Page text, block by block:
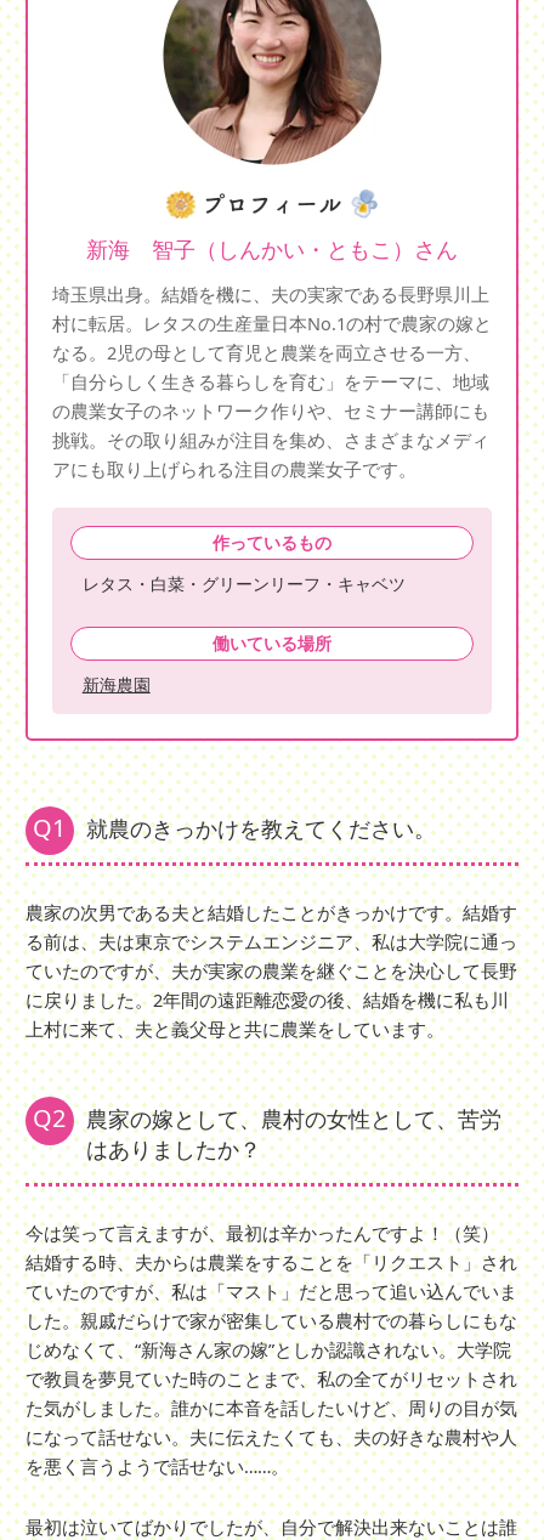
新海 智子（しんかい・ともこ）さん
埼玉県出身。結婚を機に、夫の実家である長野県川上
村に転居。レタスの生産量日本No.1の村で農家の嫁と
なる。2児の母として育児と農業を両立させる一方、
「自分らしく生きる暮らしを育む」をテーマに、地域
の農業女子のネットワーク作りや、セミナー講師にも
挑戦。その取り組みが注目を集め、さまざまなメディ
アにも取り上げられる注目の農業女子です。
作っているもの
レタス・白菜・グリーンリーフ・キャベツ
働いている場所
新海農園
Q1 就農のきっかけを教えてください。
農家の次男である夫と結婚したことがきっかけです。結婚す
る前は、夫は東京でシステムエンジニア、私は大学院に通っ
ていたのですが、夫が実家の農業を継ぐことを決心して長野
に戻りました。2年間の遠距離恋愛の後、結婚を機に私も川
上村に来て、夫と義父母と共に農業をしています。
Q2
農家の嫁として、農村の女性として、苦労
はありましたか？
今は笑って言えますが、最初は辛かったんですよ！（笑）
結婚する時、夫からは農業をすることを「リクエスト」され
ていたのですが、私は「マスト」だと思って追い込んでいま
した。親戚だらけで家が密集している農村での暮らしにもな
じめなくて、“新海さん家の嫁”としか認識されない。大学院
で教員を夢見ていた時のことまで、私の全てがリセットされ
た気がしました。誰かに本音を話したいけど、周りの目が気
になって話せない。夫に伝えたくても、夫の好きな農村や人
を悪く言うようで話せない……。
最初は泣いてばかりでしたが、自分で解決出来ないことは誰